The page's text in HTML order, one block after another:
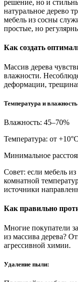
решение, но и
натуральное дерево
мебель из сосны
простые, но
Как создать
Массив дерева
влажности.
деформации,
Температура и
Влажность: 45–70%
Температура: от
Минимальное
Совет: если мебель
комнатной
источники
Как правильно
Многие покупатели
из массива дерева?
агрессивной химии.
Удаление пыли: